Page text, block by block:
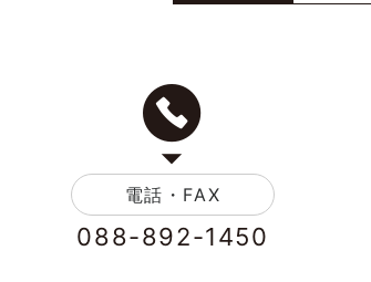
電話・FAX
088-892-1450